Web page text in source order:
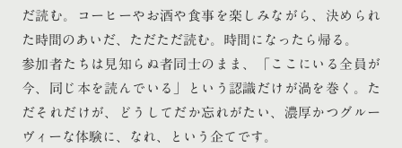
だ読む。コーヒーやお酒や食事を楽しみながら、決められ
た時間のあいだ、ただただ読む。時間になったら帰る。
参加者たちは見知らぬ者同士のまま、「ここにいる全員が
今、同じ本を読んでいる」という認識だけが渦を巻く。た
だそれだけが、どうしてだか忘れがたい、濃厚かつグルー
ヴィーな体験に、なれ、という企てです。